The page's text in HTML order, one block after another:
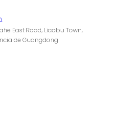
East Road, Liaobu Town,
de Guangdong